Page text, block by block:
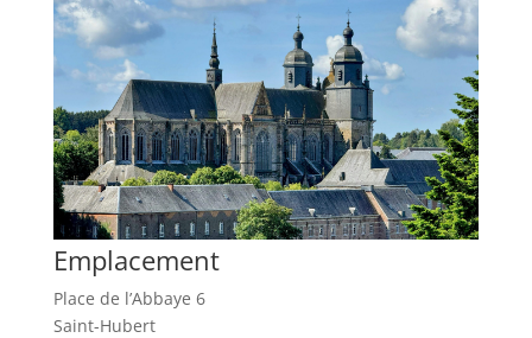
Emplacement
Place de l’Abbaye 6
Saint-Hubert